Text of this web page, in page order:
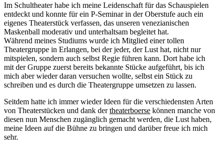
Im Schultheater habe ich meine Leidenschaft für das Schauspielen
entdeckt und konnte für ein P-Seminar in der Oberstufe auch ein
eigenes Theaterstück verfassen, das unseren venezianischen
Maskenball moderativ und unterhaltsam begleitet hat.
Während meines Studiums wurde ich Mitglied einer tollen
Theatergruppe in Erlangen, bei der jeder, der Lust hat, nicht nur
mitspielen, sondern auch selbst Regie führen kann. Dort habe ich
mit der Gruppe zuerst bereits bekannte Stücke aufgeführt, bis ich
mich aber wieder daran versuchen wollte, selbst ein Stück zu
schreiben und es durch die Theatergruppe umsetzen zu lassen.
Seitdem hatte ich immer wieder Ideen für die verschiedensten Arten
von Theaterstücken und dank dertheaterboerse können manche von
diesen nun Menschen zugänglich gemacht werden, die Lust haben,
meine Ideen auf die Bühne zu bringen und darüber freue ich mich
sehr.